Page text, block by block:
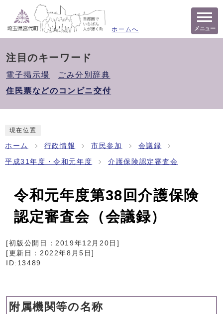
ホームへ メニュー
注目のキーワード
電子掲示場
ごみ分別辞典
住民票などのコンビニ交付
現在位置
ホーム 行政情報 市民参加 会議録
平成31年度・令和元年度 介護保険認定審査会
令和元年度第38回介護保険
認定審査会（会議録）
[初版公開日：2019年12月20日 ]
[更新日： 2022年8月5日]
ID:13489
附属機関等の名称